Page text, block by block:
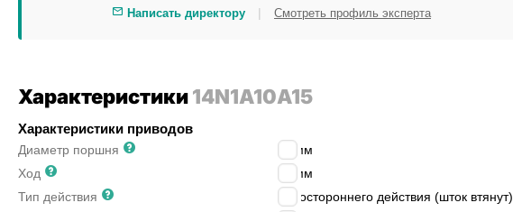
Написать директору | Смотреть профиль эксперта
Характеристики14N1A10A15
Характеристики приводов
Диаметр поршня
мм
Ход
мм
Тип действия
одностороннего действия (шток втянут)